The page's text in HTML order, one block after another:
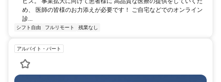
め、 医師の皆様のお力添えが必要です！ ご自宅などでのオンライン
診...
シフト自由 フルリモート 残業なし
アルバイト・パート